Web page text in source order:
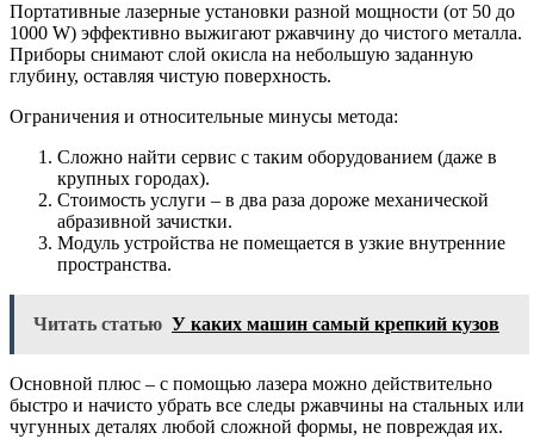
Портативные лазерные установки разной мощности (от 50 до
1000 W) эффективно выжигают ржавчину до чистого металла.
Приборы снимают слой окисла на небольшую заданную
глубину, оставляя чистую поверхность.
Ограничения и относительные минусы метода:
Сложно найти сервис с таким оборудованием (даже в
крупных городах).
Стоимость услуги – в два раза дороже механической
абразивной зачистки.
Модуль устройства не помещается в узкие внутренние
пространства.
Читать статью У каких машин самый крепкий кузов
Основной плюс – с помощью лазера можно действительно
быстро и начисто убрать все следы ржавчины на стальных или
чугунных деталях любой сложной формы, не повреждая их.